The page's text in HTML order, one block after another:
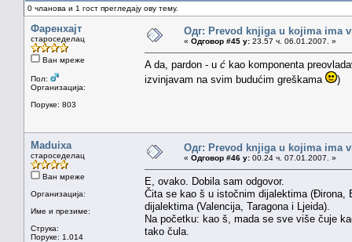
0 чланова и 1 гост прегледају ову тему.
Фаренхајт
староседелац
Ван мреже
Пол:
Организација:
Поруке: 803
Одг: Prevod knjiga u kojima ima
« Одговор #45 у: 23.57 ч. 06.01.2007. »
A da, pardon - u ć kao komponenta
izvinjavam na svim budućim greškama
)
Maduixa
староседелац
Ван мреже
Организација:
Име и презиме:
Струка:
Поруке: 1.014
Одг: Prevod knjiga u kojima ima
« Одговор #46 у: 00.24 ч. 07.01.2007. »
E, ovako. Dobila sam odgovor.
Čita se kao š u istočnim dijalektima (Đirona,
dijalektima (Valencija, Taragona i Ljeida).
Na početku: kao š, mada se sve više čuje
tako čula.